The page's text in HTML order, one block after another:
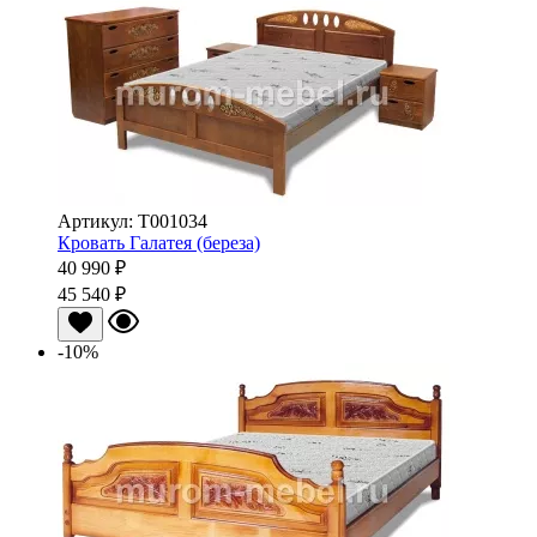
Артикул: Т001034
Кровать Галатея (береза)
40 990 ₽
45 540 ₽
-10%